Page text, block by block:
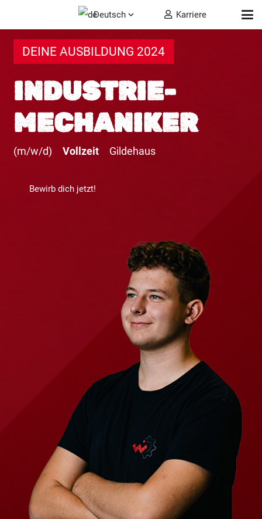
Deutsch Karriere
DEINE AUSBILDUNG 2024
INDUSTRIE­
MECHANIKER
(m/w/d) Vollzeit Gildehaus
Bewirb dich jetzt!